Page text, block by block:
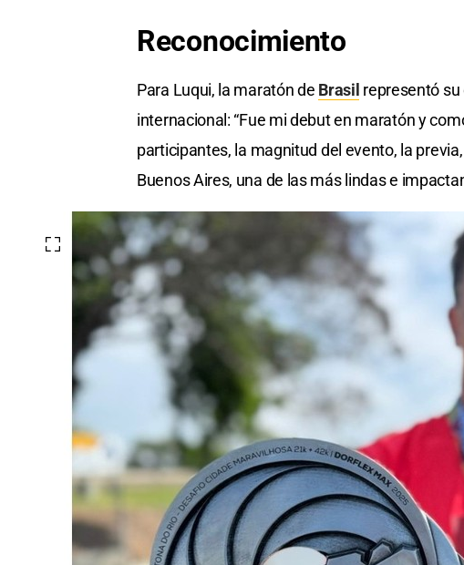
Reconocimiento
Para Luqui, la maratón de Brasil representó
internacional: “Fue mi debut en maratón y
participantes, la magnitud del evento, la
Buenos Aires, una de las más lindas e